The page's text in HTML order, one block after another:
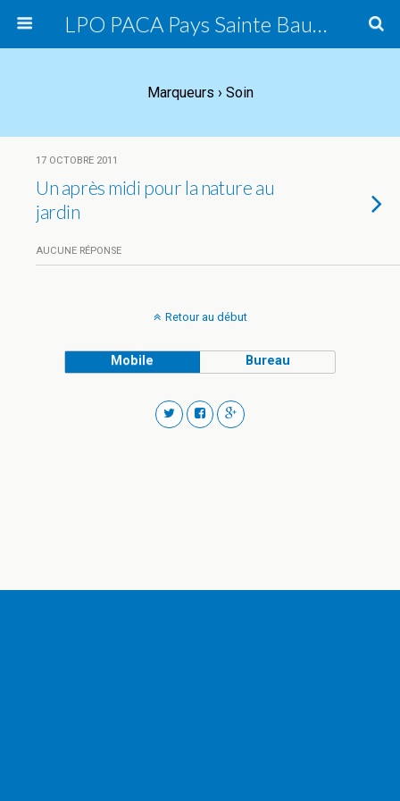
LPO PACA Pays Sainte Baume, groupe local
Marqueurs › Soin
17 OCTOBRE 2011
Un après midi pour la nature au
jardin
AUCUNE RÉPONSE
Retour au début
Mobile Bureau